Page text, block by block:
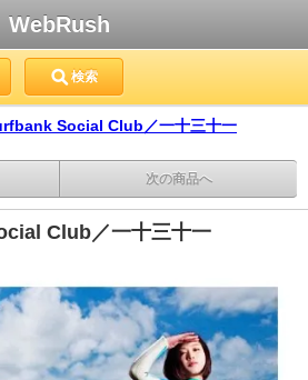
WebRush
検索
Social Club／一十三十一
次の商品へ
Club／一十三十一